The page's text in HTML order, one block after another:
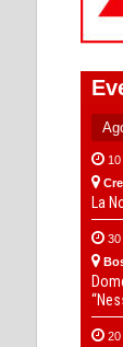
La
30
20